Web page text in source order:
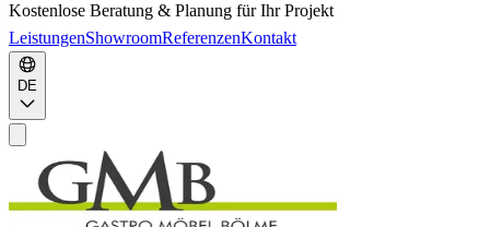
Kostenlose Beratung & Planung für Ihr Projekt
LeistungenShowroomReferenzenKontakt
DE